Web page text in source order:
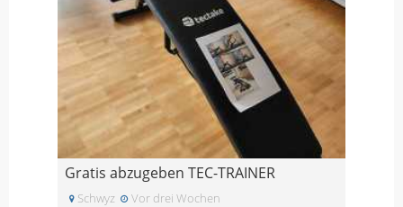
Gratis abzugeben TEC-TRAINER
Schwyz Vor drei Wochen